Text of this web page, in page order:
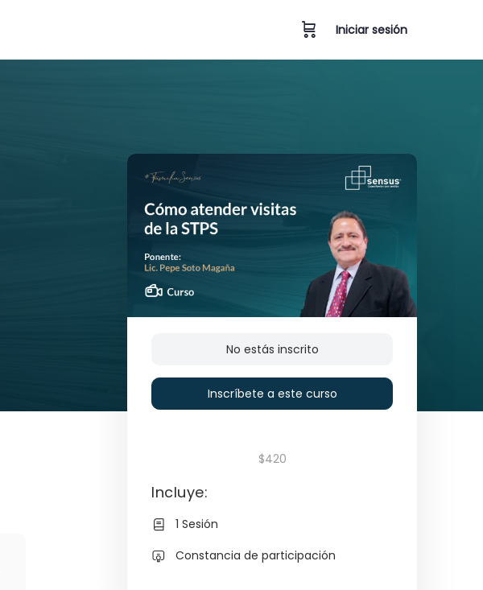
Iniciar sesión
No estás inscrito
Inscríbete a este curso
$420
Incluye:
1 Sesión
Constancia de participación